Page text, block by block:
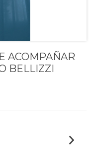
ACOMPAÑAR
BELLIZZI